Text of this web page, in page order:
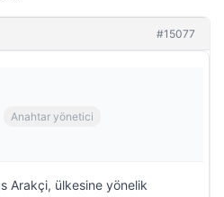
#15077
Anahtar yönetici
Arakçi, ülkesine yönelik